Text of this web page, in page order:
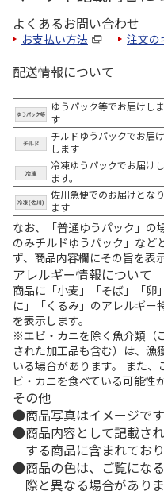
よくあるお問い合わせ
お支払い方法 注文の
配送情報について
ゆうパック等でお届けしま
す
チルドゆうパックでお届け
します
冷凍ゆうパックでお届けし
ます。
佐川急便でのお届けとなり
ます
なお、「普通ゆうパック」の
のみチルドゆうパック」など
ず、商品内容欄にその旨を表
アレルギー情報について
商品に「小麦」「そば」「卵
に」「くるみ」のアレルギー
を表示します。
※エビ・カニを除く魚介類（
された加工品も含む）は、漁
いる場合があります。 また
ビ・カニを食べている可能性
その他
商品写真はイメージです
商品内容として記載さ
する商品に含まれており
商品の色は、ご覧にな
際と異なる場合がありま